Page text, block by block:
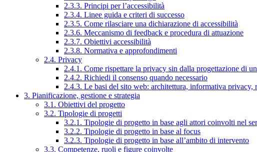
2.3.3. Principi per l’accessibilità
2.3.4. Linee guida e criteri di successo
2.3.5. Come rilasciare una dichiarazione di accessibilità
2.3.6. Meccanismo di feedback e procedura di attuazione
2.3.7. Obiettivi accessibilità
2.3.8. Normativa e approfondimenti
2.4. Privacy
2.4.1. Come rispettare la privacy sin dalla progettazione di
2.4.2. Richiedi il consenso quando necessario
2.4.3. Le basi del sito web: architettura, informativa privacy,
3. Pianificazione, gestione e strategia
3.1. Obiettivi del progetto
3.2. Tipologie di progetti
3.2.1. Tipologie di progetto in base agli attori coinvolti nel
3.2.2. Tipologie di progetto in base al focus
3.2.3. Tipologie di progetto in base all’ambito di intervento
3.3. Competenze, ruoli e figure coinvolte